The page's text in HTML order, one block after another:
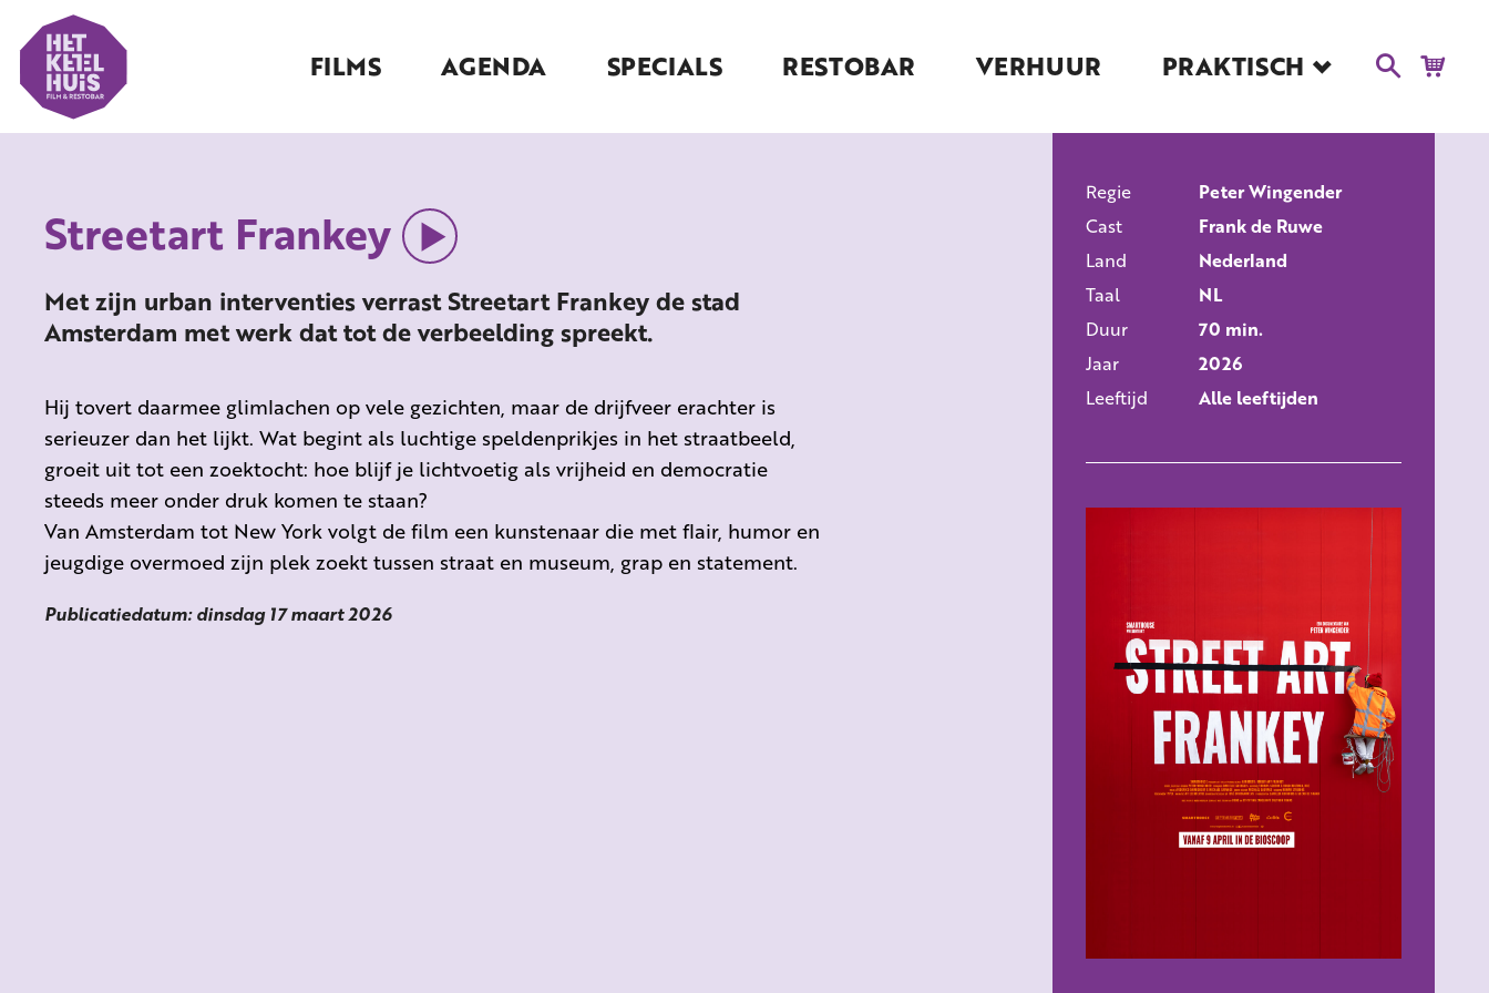
FILMS AGENDA SPECIALS RESTOBAR VERHUUR PRAKTISCH
Blog
Educatie
Kaartverkoop en
Tarieven
Over Het Ketelhuis
Vacatures
Streetart Frankey
Met zijn urban interventies verrast Streetart Frankey de stad
Amsterdam met werk dat tot de verbeelding spreekt.
Hij tovert daarmee glimlachen op vele gezichten, maar de drijfveer erachter is
serieuzer dan het lijkt. Wat begint als luchtige speldenprikjes in het straatbeeld,
groeit uit tot een zoektocht: hoe blijf je lichtvoetig als vrijheid en democratie
steeds meer onder druk komen te staan?
Van Amsterdam tot New York volgt de film een kunstenaar die met flair, humor en
jeugdige overmoed zijn plek zoekt tussen straat en museum, grap en statement.
Publicatiedatum: dinsdag 17 maart 2026
ALLE FILMS
Regie
Peter Wingender
Cast
Frank de Ruwe
Land
Nederland
Taal
NL
Duur
70 min.
Jaar
2026
Leeftijd
Alle leeftijden